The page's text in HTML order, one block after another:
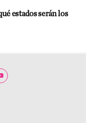
estados serán los